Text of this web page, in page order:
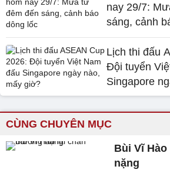
nay 29/7:
sáng, cảnh
Lịch thi đấu
Đội tuyển
Singapore
CÙNG CHUYÊN MỤC
Bùi Vĩ
nặng